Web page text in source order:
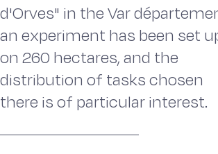
d'Orves" in the Var
an experiment has been set
on 260 hectares, and the
distribution of tasks chosen
there is of particular interest.